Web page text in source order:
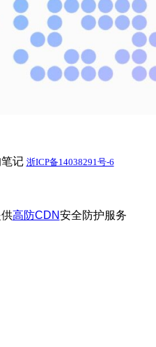
记 浙ICP备14038291号-6
高防CDN安全防护服务